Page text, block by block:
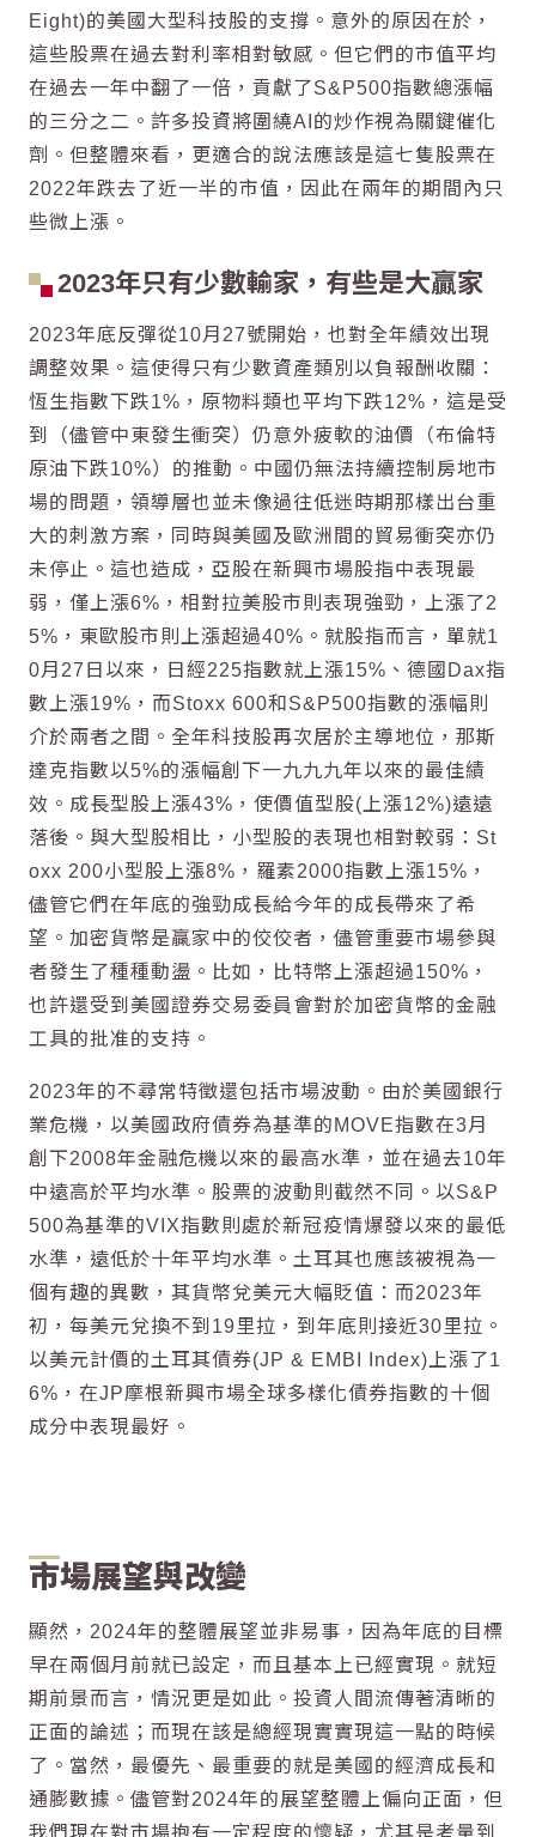
Eight)的美國大型科技股的支撐。意外的原因在於，
這些股票在過去對利率相對敏感。但它們的市值平均
在過去一年中翻了一倍，貢獻了S&P500指數總漲幅
的三分之二。許多投資將圍繞AI的炒作視為關鍵催化
劑。但整體來看，更適合的說法應該是這七隻股票在
2022年跌去了近一半的市值，因此在兩年的期間內只
些微上漲。
2023年只有少數輸家，有些是大贏家
2023年底反彈從10月27號開始，也對全年績效出現
調整效果。這使得只有少數資產類別以負報酬收關：
恆生指數下跌1%，原物料類也平均下跌12%，這是受
到（儘管中東發生衝突）仍意外疲軟的油價（布倫特
原油下跌10%）的推動。中國仍無法持續控制房地市
場的問題，領導層也並未像過往低迷時期那樣出台重
大的刺激方案，同時與美國及歐洲間的貿易衝突亦仍
未停止。這也造成，亞股在新興市場股指中表現最
弱，僅上漲6%，相對拉美股市則表現強勁，上漲了2
5%，東歐股市則上漲超過40%。就股指而言，單就1
0月27日以來，日經225指數就上漲15%、德國Dax指
數上漲19%，而Stoxx 600和S&P500指數的漲幅則
介於兩者之間。全年科技股再次居於主導地位，那斯
達克指數以5%的漲幅創下一九九九年以來的最佳績
效。成長型股上漲43%，使價值型股(上漲12%)遠遠
落後。與大型股相比，小型股的表現也相對較弱：St
oxx 200小型股上漲8%，羅素2000指數上漲15%，
儘管它們在年底的強勁成長給今年的成長帶來了希
望。加密貨幣是贏家中的佼佼者，儘管重要市場參與
者發生了種種動盪。比如，比特幣上漲超過150%，
也許還受到美國證券交易委員會對於加密貨幣的金融
工具的批准的支持。
2023年的不尋常特徵還包括市場波動。由於美國銀行
業危機，以美國政府債券為基準的MOVE指數在3月
創下2008年金融危機以來的最高水準，並在過去10年
中遠高於平均水準。股票的波動則截然不同。以S&P
500為基準的VIX指數則處於新冠疫情爆發以來的最低
水準，遠低於十年平均水準。土耳其也應該被視為一
個有趣的異數，其貨幣兌美元大幅貶值：而2023年
初，每美元兌換不到19里拉，到年底則接近30里拉。
以美元計價的土耳其債券(JP & EMBI Index)上漲了1
6%，在JP摩根新興市場全球多樣化債券指數的十個
成分中表現最好。
市場展望與改變
顯然，2024年的整體展望並非易事，因為年底的目標
早在兩個月前就已設定，而且基本上已經實現。就短
期前景而言，情況更是如此。投資人間流傳著清晰的
正面的論述；而現在該是總經現實實現這一點的時候
了。當然，最優先、最重要的就是美國的經濟成長和
通膨數據。儘管對2024年的展望整體上偏向正面，但